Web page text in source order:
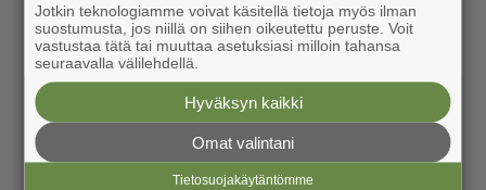
Jotkin teknologiamme voivat käsitellä tietoja myös ilman
suostumusta, jos niillä on siihen oikeutettu peruste. Voit
vastustaa tätä tai muuttaa asetuksiasi milloin tahansa
seuraavalla välilehdellä.
Hyväksyn kaikki
Omat valintani
Tietosuojakäytäntömme